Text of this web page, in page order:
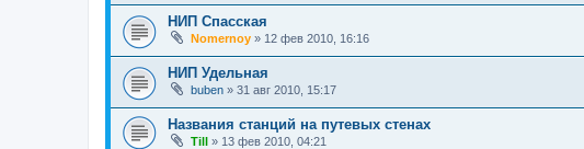
НИП Спасская
Nomernoy » 12 фев 2010, 16:16
НИП Удельная
buben » 31 авг 2010, 15:17
Названия станций на путевых стенах
Till » 13 фев 2010, 04:21